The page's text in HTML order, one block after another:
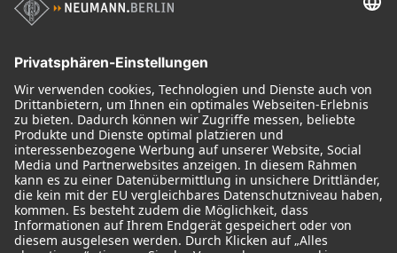
Historische Mikrofone